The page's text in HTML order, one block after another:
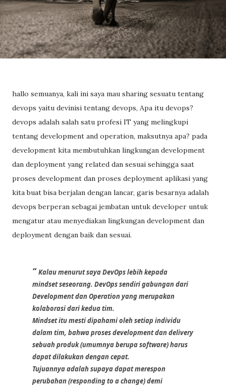
hallo semuanya, kali ini saya mau sharing sesuatu tentang
devops yaitu devinisi tentang devops, Apa itu devops?
devops adalah salah satu profesi IT yang melingkupi
tentang development and operation, maksutnya apa? pada
development kita membutuhkan lingkungan development
dan deployment yang related dan sesuai sehingga saat
proses development dan proses deployment aplikasi yang
kita buat bisa berjalan dengan lancar, garis besarnya adalah
devops berperan sebagai jembatan untuk developer untuk
mengatur atau menyediakan lingkungan development dan
deployment dengan baik dan sesuai.
Kalau menurut saya DevOps lebih kepada
mindset seseorang. DevOps sendiri gabungan dari
Development dan Operation yang merupakan
kolaborasi dari kedua tim.
Mindset itu mesti dipahami oleh setiap individu
dalam tim, bahwa proses development dan delivery
sebuah produk (umumnya berupa software) harus
dapat dilakukan dengan cepat.
Tujuannya adalah supaya dapat merespon
perubahan (responding to a change) demi